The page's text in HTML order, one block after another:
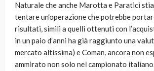
Naturale che anche Marotta e Paratici
tentare un’operazione che potrebbe
risultati, simili a quelli ottenuti con
in un paio d’anni ha già raggiunto una
mercato altissima) e Coman, ancora non
ammirato non solo nel campionato